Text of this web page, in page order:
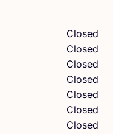
Closed
Closed
Closed
Closed
Closed
Closed
Closed